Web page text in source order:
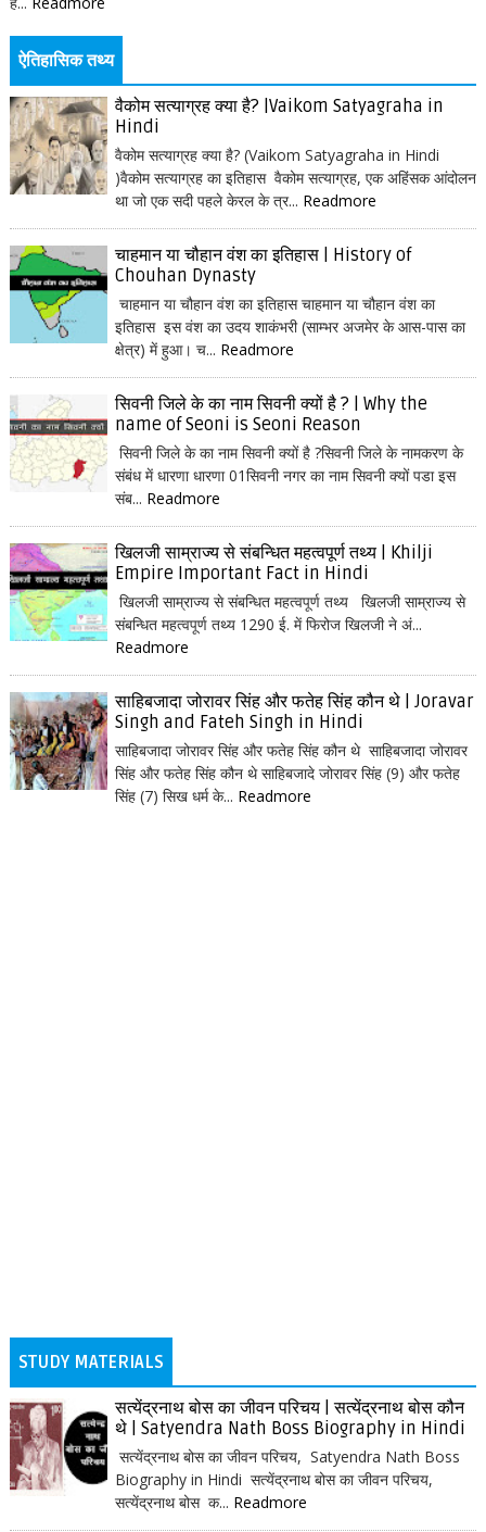
ऐतिहासिक तथ्य
वैकोम सत्याग्रह क्या है? |Vaikom Satyagraha in
Hindi
वैकोम सत्याग्रह क्या है? (Vaikom Satyagraha in Hindi
)वैकोम सत्याग्रह का इतिहास वैकोम सत्याग्रह, एक अहिंसक आंदोलन
था जो एक सदी पहले केरल के त्र... Readmore
चाहमान या चौहान वंश का इतिहास | History of
Chouhan Dynasty
चाहमान या चौहान वंश का इतिहास चाहमान या चौहान वंश का
इतिहास इस वंश का उदय शाकंभरी (साम्भर अजमेर के आस-पास का
क्षेत्र) में हुआ। च... Readmore
सिवनी जिले के का नाम सिवनी क्यों है ? | Why the
name of Seoni is Seoni Reason
सिवनी जिले के का नाम सिवनी क्यों है ?सिवनी जिले के नामकरण के
संबंध में धारणा धारणा 01सिवनी नगर का नाम सिवनी क्यों पडा इस
संब... Readmore
खिलजी साम्राज्य से संबन्धित महत्वपूर्ण तथ्य | Khilji
Empire Important Fact in Hindi
खिलजी साम्राज्य से संबन्धित महत्वपूर्ण तथ्य खिलजी साम्राज्य से
संबन्धित महत्वपूर्ण तथ्य 1290 ई. में फिरोज खिलजी ने अं...
Readmore
साहिबजादा जोरावर सिंह और फतेह सिंह कौन थे | Joravar
Singh and Fateh Singh in Hindi
साहिबजादा जोरावर सिंह और फतेह सिंह कौन थे साहिबजादा जोरावर
सिंह और फतेह सिंह कौन थे साहिबजादे जोरावर सिंह (9) और फतेह
सिंह (7) सिख धर्म के... Readmore
STUDY MATERIALS
सत्येंद्रनाथ बोस का जीवन परिचय | सत्येंद्रनाथ बोस कौन
थे | Satyendra Nath Boss Biography in Hindi
सत्येंद्रनाथ बोस का जीवन परिचय, Satyendra Nath Boss
Biography in Hindi सत्येंद्रनाथ बोस का जीवन परिचय,
सत्येंद्रनाथ बोस क... Readmore